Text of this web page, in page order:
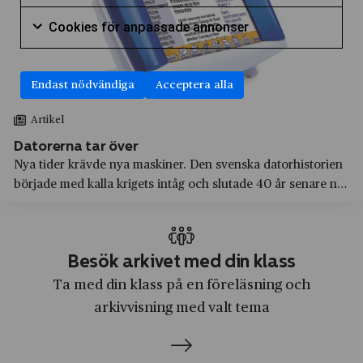
Litteratur
Låtskrivande
Marknadsföring
Modedesign och sömnad
Naturkunskap
Produktutveckling
Samhällskunskap
Skrivande
Svenska
ABB
Adidas
Adlibris
AGA
Aktiebolaget Gasackumulator
Albert Samuelsson & Co
Arvika
Avesta
Axelvold
Blekinge län
Bofors
Bollnäs
Borlänge
Artikel
Datorerna tar över
Nya tider krävde nya maskiner. Den svenska datorhistorien
började med kalla krigets intåg och slutade 40 år senare när
Besök arkivet med din klass
Ta med din klass på en föreläsning och
arkivvisning med valt tema
Markera för att samtycka till användning av
Cookies för anpassade annonser
Markera för att samtycka till användning av
Endast nödvändiga Acceptera alla